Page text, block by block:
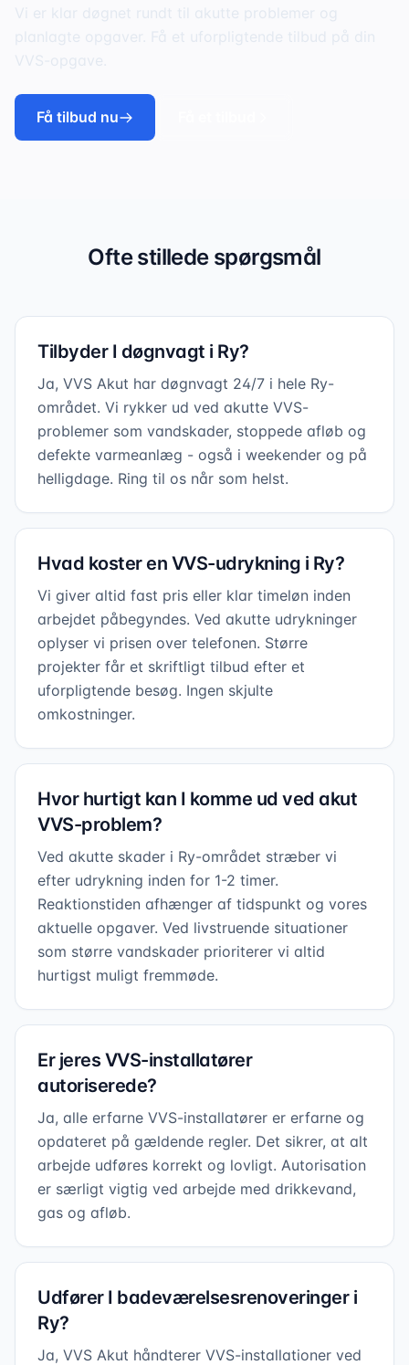
Vi er klar døgnet rundt til akutte problemer og
planlagte opgaver. Få et uforpligtende tilbud på din
VVS-opgave.
Få tilbud nu
Ofte stillede spørgsmål
Tilbyder I døgnvagt i Ry?
Ja, VVS Akut har døgnvagt 24/7 i hele Ry-
området. Vi rykker ud ved akutte VVS-
problemer som vandskader, stoppede afløb og
defekte varmeanlæg - også i weekender og på
helligdage. Ring til os når som helst.
Hvad koster en VVS-udrykning i Ry?
Vi giver altid fast pris eller klar timeløn inden
arbejdet påbegyndes. Ved akutte udrykninger
oplyser vi prisen over telefonen. Større
projekter får et skriftligt tilbud efter et
uforpligtende besøg. Ingen skjulte
omkostninger.
Hvor hurtigt kan I komme ud ved akut
VVS-problem?
Ved akutte skader i Ry-området stræber vi
efter udrykning inden for 1-2 timer.
Reaktionstiden afhænger af tidspunkt og vores
aktuelle opgaver. Ved livstruende situationer
som større vandskader prioriterer vi altid
hurtigst muligt fremmøde.
Er jeres VVS-installatører
autoriserede?
Ja, alle erfarne VVS-installatører er erfarne og
opdateret på gældende regler. Det sikrer, at alt
arbejde udføres korrekt og lovligt. Autorisation
er særligt vigtig ved arbejde med drikkevand,
gas og afløb.
Udfører I badeværelsesrenoveringer i
Ry?
Ja, VVS Akut håndterer VVS-installationer ved